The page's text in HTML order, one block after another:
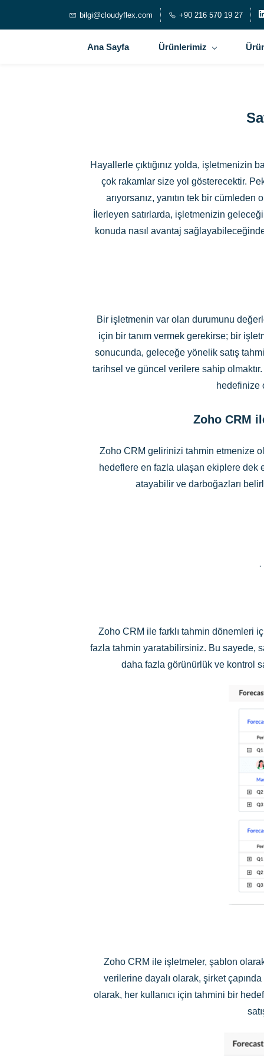
bilgi@cloudyflex.com +90 216 570 19 27
Ana Sayfa Ürünlerimiz
Hayallerle çıktığınız yolda, işletmenizin
çok rakamlar size yol gösterecektir.
arıyorsanız, yanıtın tek bir
İlerleyen satırlarda, işletmenizin
konuda nasıl avantaj
Bir işletmenin var olan durumunu
için bir tanım vermek gerekirse; bir
sonucunda, geleceğe yönelik satış
tarihsel ve güncel verilere sahip
hedefinize
Zoho CRM
Zoho CRM gelirinizi tahmin etmenize
hedeflere en fazla ulaşan ekiplere dek
atayabilir ve darboğazları
Zoho CRM ile farklı tahmin dönemleri
fazla tahmin yaratabilirsiniz. Bu sayede,
daha fazla görünürlük ve kontrol
Zoho CRM ile işletmeler, şablon
verilerine dayalı olarak, şirket
olarak, her kullanıcı için tahmini bir